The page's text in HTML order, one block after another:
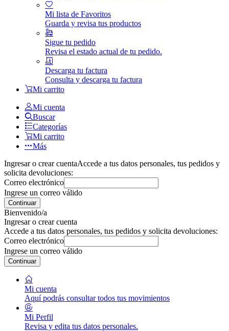
Mi lista de Favoritos
Guarda y revisa tus productos
Sigue tu pedido
Revisa el estado actual de tu pedido.
Descarga tu factura
Consulta y descarga tu factura
Mi carrito
Mi cuenta
Buscar
Categorías
Mi carrito
Más
Ingresar o crear cuentaAccede a tus datos personales, tus pedidos y
solicita devoluciones:
Correo electrónico
Ingrese un correo válido
Continuar
Bienvenido/a
Ingresar o crear cuenta
Accede a tus datos personales, tus pedidos y solicita devoluciones:
Correo electrónico
Ingrese un correo válido
Continuar
Mi cuenta
Aquí podrás consultar todos tus movimientos
Mi Perfil
Revisa y edita tus datos personales.